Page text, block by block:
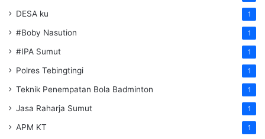
DESA ku 1
#Boby Nasution 1
#IPA Sumut 1
Polres Tebingtingi 1
Teknik Penempatan Bola Badminton 1
Jasa Raharja Sumut 1
APM KT 1